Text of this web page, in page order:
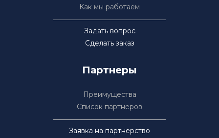
Как мы работаем
Задать вопрос
Сделать заказ
Партнеры
Преимущества
Список партнёров
Заявка на партнерство